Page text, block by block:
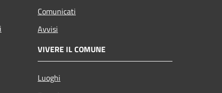
Comunicati
Avvisi
VIVERE IL COMUNE
Luoghi